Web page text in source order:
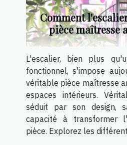
Comment
pièce maîtresse
L'escalier, bien plus
fonctionnel, s'impose
véritable pièce maîtresse
espaces intérieurs.
séduit par son design,
capacité à transformer
pièce. Explorez les